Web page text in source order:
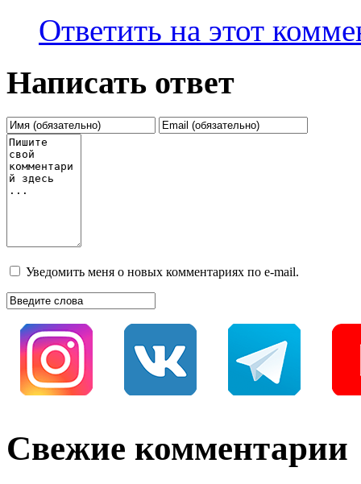
Ответить на этот
Написать ответ
Уведомить меня о новых комментариях по e-mail.
Свежие комментарии